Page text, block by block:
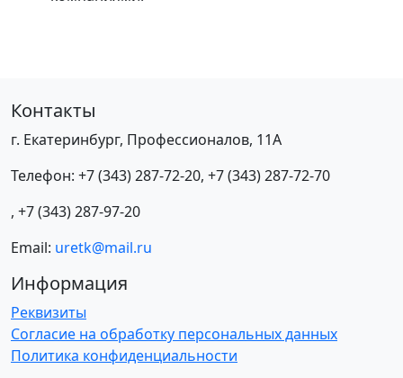
Контакты
г. Екатеринбург, Профессионалов, 11А
Телефон: +7 (343) 287-72-20, +7 (343) 287-72-70
, +7 (343) 287-97-20
Email: uretk@mail.ru
Информация
Реквизиты
Согласие на обработку персональных данных
Политика конфиденциальности